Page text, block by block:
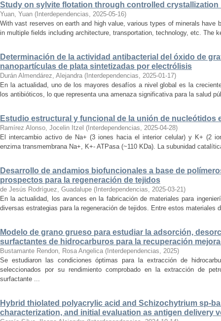
Study on sylvite flotation through controlled
Yuan, Yuan ( Interdependencias, 2025-05-16)
With vast reserves on earth and high value, various types of minerals have
in multiple fields including architecture, transportation, technology, etc. The
Determinación de la actividad antibacterial del óxido de
nanopartículas de plata sintetizadas por electrólisis
Durán Almendárez, Alejandra ( Interdependencias, 2025-01-17)
En la actualidad, uno de los mayores desafíos a nivel global es la
los antibióticos, lo que representa una amenaza significativa para la salud
Estudio estructural y funcional de la unión de nucleótidos
Ramírez Alonso, Jocelin Itzel ( Interdependencias, 2025-04-28)
El intercambio activo de Na+ (3 iones hacia el interior celular) y K+ (2
enzima transmembrana Na+, K+- ATPasa (~110 KDa). La subunidad
Desarrollo de andamios biofuncionales a base de
prospectos para la regeneración de tejidos
de Jesús Rodríguez, Guadalupe ( Interdependencias, 2025-03-21)
En la actualidad, los avances en la fabricación de materiales para
diversas estrategias para la regeneración de tejidos. Entre estos materiales
Modelo de grano grueso para estudiar la adsorción,
surfactantes de hidrocarburos para la recuperación
Bustamante Rendon, Rosa Angelica ( Interdependencias, 2025)
Se estudiaron las condiciones óptimas para la extracción de
seleccionados por su rendimiento comprobado en la extracción de
surfactante ...
Hybrid thiolated polyacrylic acid and Schizochytrium sp-
characterization, and initial evaluation as antigen delivery